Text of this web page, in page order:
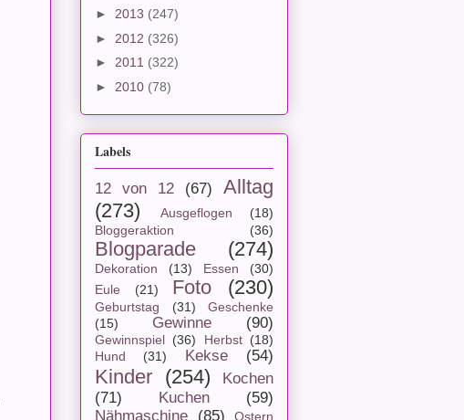
► 2013 (247)
► 2012 (326)
► 2011 (322)
► 2010 (78)
Labels
12 von 12 (67)
Alltag
(273)
Ausgeflogen
(18)
Bloggeraktion
(36)
Blogparade (274)
Dekoration (13) Essen
(30)
Eule
(21) Foto (230)
Geburtstag (31)
Geschenke
(15)
Gewinne (90)
Gewinnspiel (36) Herbst (18)
Hund
(31) Kekse (54)
Kinder (254)
Kochen
(71)
Kuchen
(59)
Nähmaschine
(85) Ostern